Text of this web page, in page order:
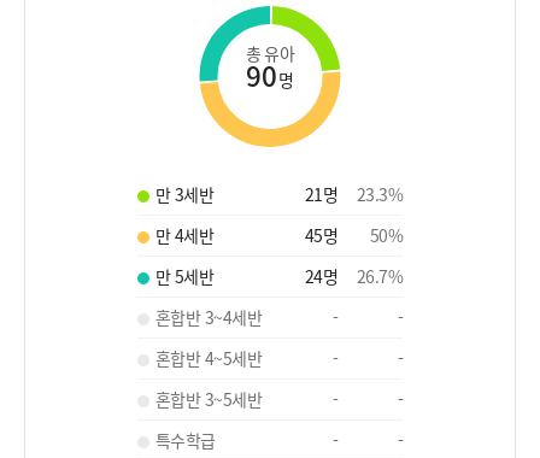
총 유아
90명
만 3세반 21명 23.3%
만 4세반
45명 50%
만 5세반
24명 26.7%
혼합반 3~4세반
-
-
혼합반 4~5세반
-
-
혼합반 3~5세반
-
-
특수학급
- -